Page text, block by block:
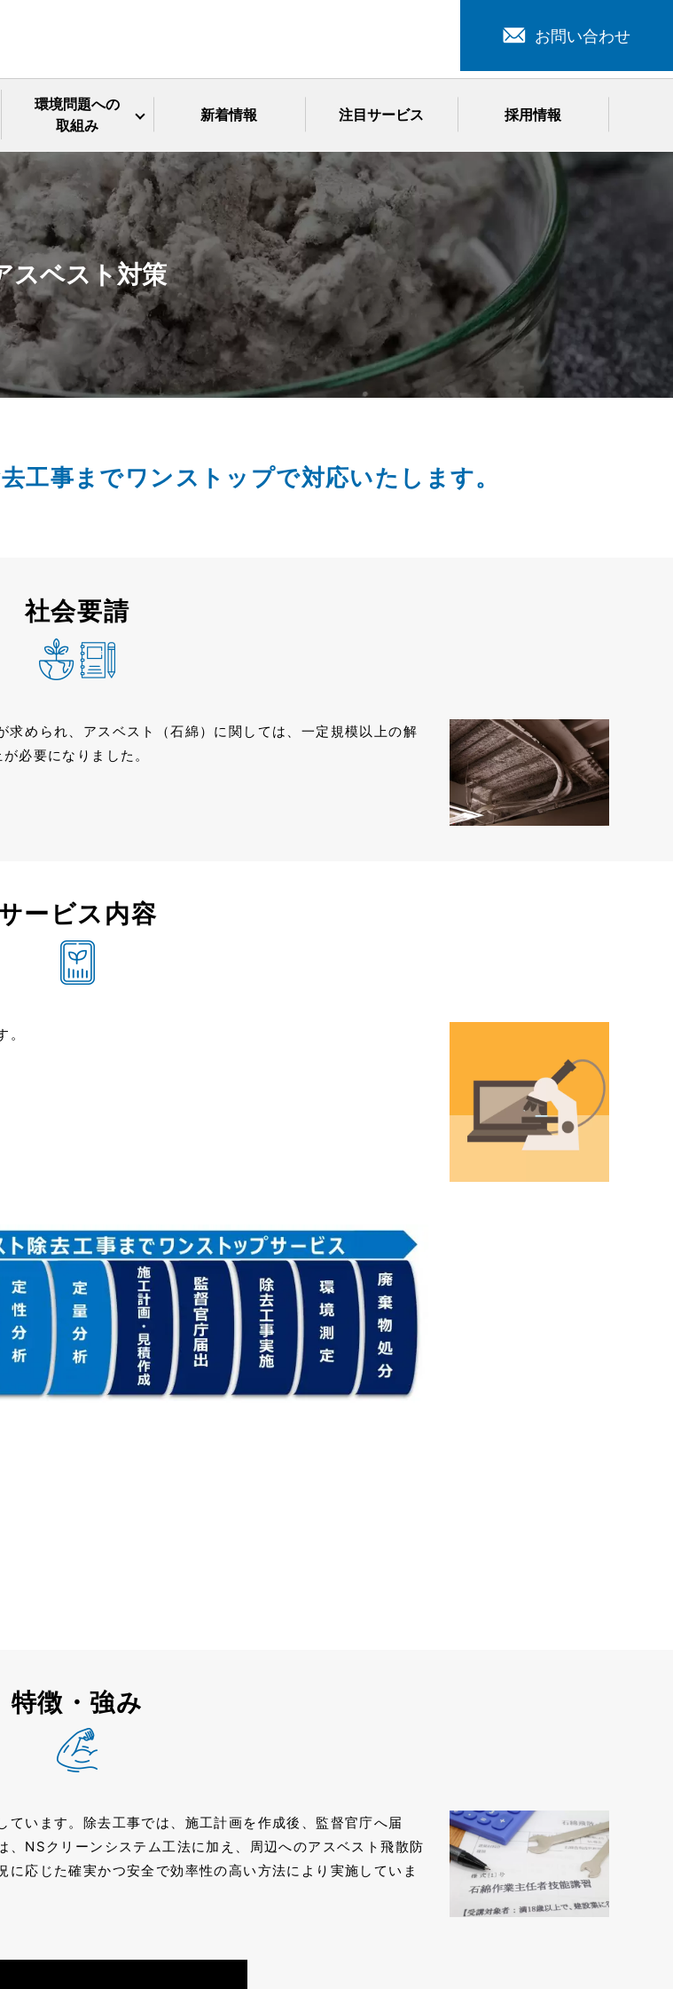
お問い合わせ
環境問題への
取組み
新着情報 注目サービス 採用情報
スベスト対策
⼯事までワンストップで対応いたします。
社会要請
められ、アスベスト（⽯綿）に関しては、⼀定規模以上の解
必要になりました。
ービス内容
。
特徴・強み
います。除去⼯事では、施⼯計画を作成後、監督官庁へ届
NSクリーンシステム⼯法に加え、周辺へのアスベスト⾶散防
応じた確実かつ安全で効率性の高い方法により実施していま